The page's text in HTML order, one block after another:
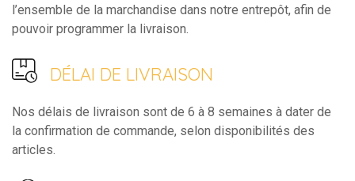
l’ensemble de la marchandise dans notre entrepôt, afin de
pouvoir programmer la livraison.
DÉLAI DE LIVRAISON
Nos délais de livraison sont de 6 à 8 semaines à dater de
la confirmation de commande, selon disponibilités des
articles.